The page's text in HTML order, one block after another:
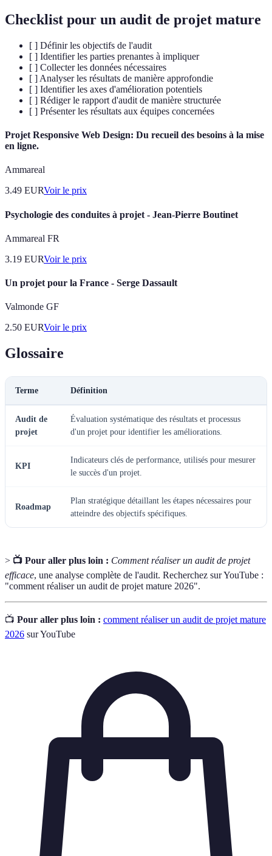
Checklist pour un audit de projet mature
[ ] Définir les objectifs de l'audit
[ ] Identifier les parties prenantes à impliquer
[ ] Collecter les données nécessaires
[ ] Analyser les résultats de manière approfondie
[ ] Identifier les axes d'amélioration potentiels
[ ] Rédiger le rapport d'audit de manière structurée
[ ] Présenter les résultats aux équipes concernées
Projet Responsive Web Design: Du recueil des besoins à la mise
en ligne.
Ammareal
3.49 EURVoir le prix
Psychologie des conduites à projet - Jean-Pierre Boutinet
Ammareal FR
3.19 EURVoir le prix
Un projet pour la France - Serge Dassault
Valmonde GF
2.50 EURVoir le prix
Glossaire
Terme Définition
Audit de
projet
Évaluation systématique des résultats et processus
d'un projet pour identifier les améliorations.
KPI
Indicateurs clés de performance, utilisés pour mesurer
le succès d'un projet.
Roadmap
Plan stratégique détaillant les étapes nécessaires pour
atteindre des objectifs spécifiques.
> 📺 Pour aller plus loin : Comment réaliser un audit de projet
efficace, une analyse complète de l'audit. Recherchez sur YouTube :
"comment réaliser un audit de projet mature 2026".
📺 Pour aller plus loin : comment réaliser un audit de projet mature
2026 sur YouTube